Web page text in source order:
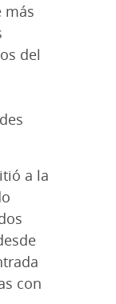
más
del
a la
con